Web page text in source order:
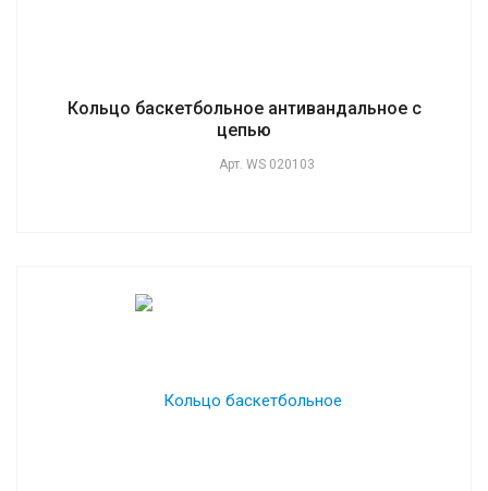
Кольцо баскетбольное антивандальное с
цепью
Арт. WS 020103